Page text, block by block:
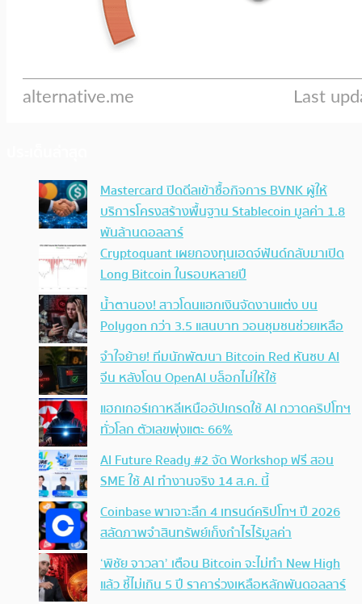
Mastercard ปิดดีลเข้าซื้อกิจการ BVNK ผู้ให้
บริการโครงสร้างพื้นฐาน Stablecoin มูลค่า 1.8
พันล้านดอลลาร์
Cryptoquant เผยกองทุนเฮดจ์ฟันด์กลับมาเปิด
Long Bitcoin ในรอบหลายปี
น้ำตานอง! สาวโดนแฮกเงินจัดงานแต่ง บน
Polygon กว่า 3.5 แสนบาท วอนชุมชนช่วยเหลือ
จำใจย้าย! ทีมนักพัฒนา Bitcoin Red หันซบ AI
จีน หลังโดน OpenAI บล็อกไม่ให้ใช้
แฮกเกอร์เกาหลีเหนืออัปเกรดใช้ AI กวาดคริปโทฯ
ทั่วโลก ตัวเลขพุ่งแตะ 66%
AI Future Ready #2 จัด Workshop ฟรี สอน
SME ใช้ AI ทำงานจริง 14 ส.ค. นี้
Coinbase พาเจาะลึก 4 เทรนด์คริปโทฯ ปี 2026
สลัดภาพจำสินทรัพย์เก็งกำไรไร้มูลค่า
‘พิชัย จาวลา’ เตือน Bitcoin จะไม่ทำ New High
แล้ว ชี้ไม่เกิน 5 ปี ราคาร่วงเหลือหลักพันดอลลาร์